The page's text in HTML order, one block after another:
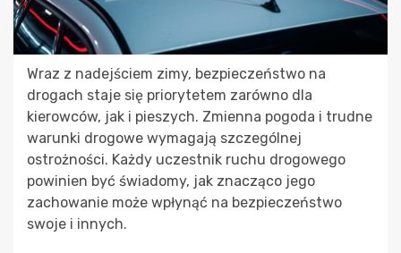
Wraz z nadejściem zimy, bezpieczeństwo na
drogach staje się priorytetem zarówno dla
kierowców, jak i pieszych. Zmienna pogoda i trudne
warunki drogowe wymagają szczególnej
ostrożności. Każdy uczestnik ruchu drogowego
powinien być świadomy, jak znacząco jego
zachowanie może wpłynąć na bezpieczeństwo
swoje i innych.